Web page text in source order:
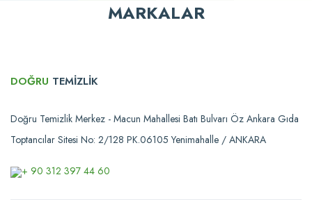
MARKALAR
DOĞRU TEMİZLİK
Doğru Temizlik Merkez - Macun Mahallesi Batı Bulvarı Öz Ankara Gıda
Toptancılar Sitesi No: 2/128 PK.06105 Yenimahalle / ANKARA
+ 90 312 397 44 60